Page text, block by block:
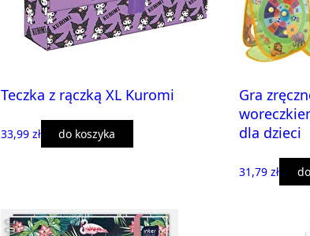
Teczka z rączką XL Kuromi
33,99 zł do koszyka
Gra
dla dzieci
31,79 zł